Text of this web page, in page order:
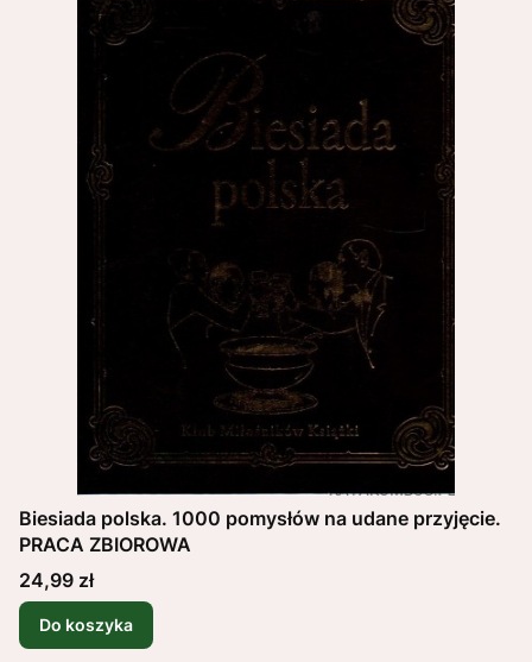
Biesiada polska. 1000 pomysłów na udane przyjęcie.
PRACA ZBIOROWA
Cena
24,99 zł
Do koszyka